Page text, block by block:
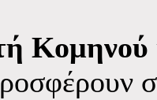
Κομηνού